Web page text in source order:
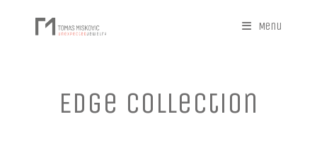
Menu
Edge Collection